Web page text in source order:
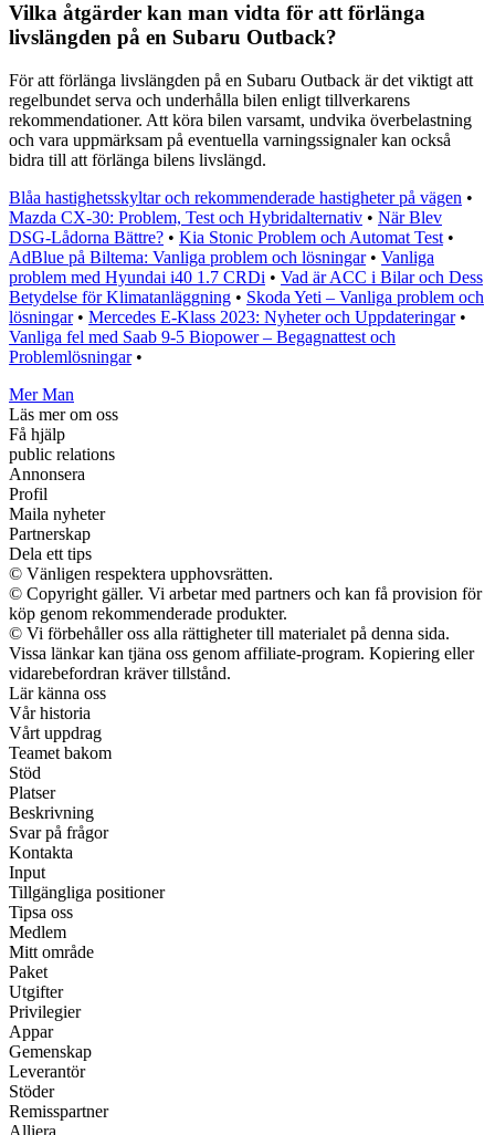
Vilka åtgärder kan man vidta för att förlänga
livslängden på en Subaru Outback?
För att förlänga livslängden på en Subaru Outback är det viktigt att
regelbundet serva och underhålla bilen enligt tillverkarens
rekommendationer. Att köra bilen varsamt, undvika överbelastning
och vara uppmärksam på eventuella varningssignaler kan också
bidra till att förlänga bilens livslängd.
Blåa hastighetsskyltar och rekommenderade hastigheter på vägen •
Mazda CX-30: Problem, Test och Hybridalternativ • När Blev
DSG-Lådorna Bättre? • Kia Stonic Problem och Automat Test •
AdBlue på Biltema: Vanliga problem och lösningar• Vanliga
problem med Hyundai i40 1.7 CRDi • Vad är ACC i Bilar och Dess
Betydelse för Klimatanläggning • Skoda Yeti – Vanliga problem och
lösningar• Mercedes E-Klass 2023: Nyheter och Uppdateringar•
Vanliga fel med Saab 9-5 Biopower – Begagnattest och
Problemlösningar•
Mer Man
Läs mer om oss
Få hjälp
public relations
Annonsera
Profil
Maila nyheter
Partnerskap
Dela ett tips
© Vänligen respektera upphovsrätten.
© Copyright gäller. Vi arbetar med partners och kan få provision för
köp genom rekommenderade produkter.
© Vi förbehåller oss alla rättigheter till materialet på denna sida.
Vissa länkar kan tjäna oss genom affiliate-program. Kopiering eller
vidarebefordran kräver tillstånd.
Lär känna oss
Vår historia
Vårt uppdrag
Teamet bakom
Stöd
Platser
Beskrivning
Svar på frågor
Kontakta
Input
Tillgängliga positioner
Tipsa oss
Medlem
Mitt område
Paket
Utgifter
Privilegier
Appar
Gemenskap
Leverantör
Stöder
Remisspartner
Alliera